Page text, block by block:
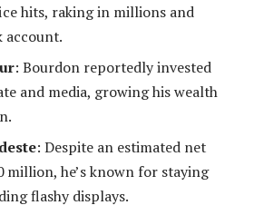
hits, raking in millions and
account.
: Bourdon reportedly invested
and media, growing his wealth
: Despite an estimated net
million, he’s known for staying
flashy displays.